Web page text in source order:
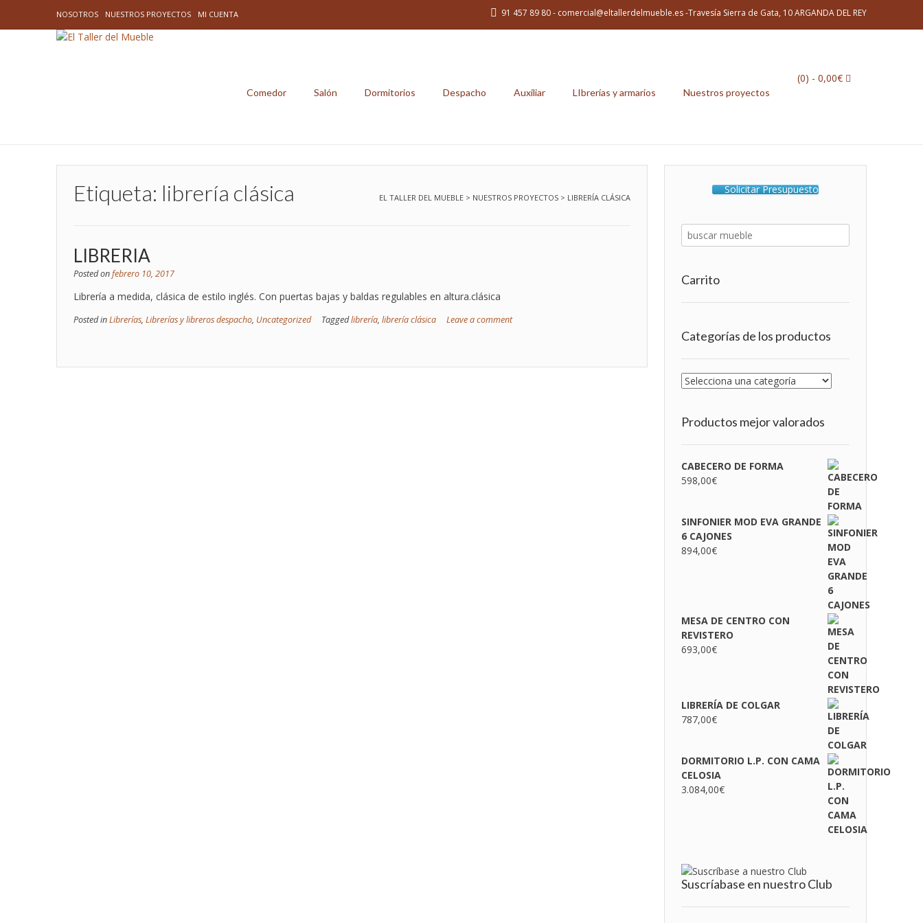
NOSOTROS NUESTROS PROYECTOS MI CUENTA 91 457 89 80 - comercial@eltallerdelmueble.es -Travesía Sierra de Gata, 10 ARGANDA DEL REY
(0) - 0,00€
Comedor Salón Dormitorios Despacho Auxiliar LIbrerías y armarios Nuestros proyectos
Etiqueta: librería clásica EL TALLER DEL MUEBLE > NUESTROS PROYECTOS > LIBRERÍA CLÁSICA
LIBRERIA
Posted onfebrero 10, 2017
Librería a medida, clásica de estilo inglés. Con puertas bajas y baldas regulables en altura.clásica
Posted inLibrerías, Librerías y libreros despacho, Uncategorized Taggedlibrería, librería clásica Leave a comment
Solicitar Presupuesto
Carrito
Categorías de los productos
Productos mejor valorados
CABECERO DE FORMA
598,00€
SINFONIER MOD EVA GRANDE
6 CAJONES
894,00€
MESA DE CENTRO CON
REVISTERO
693,00€
LIBRERÍA DE COLGAR
787,00€
DORMITORIO L.P. CON CAMA
CELOSIA
3.084,00€
Suscríabase en nuestro Club